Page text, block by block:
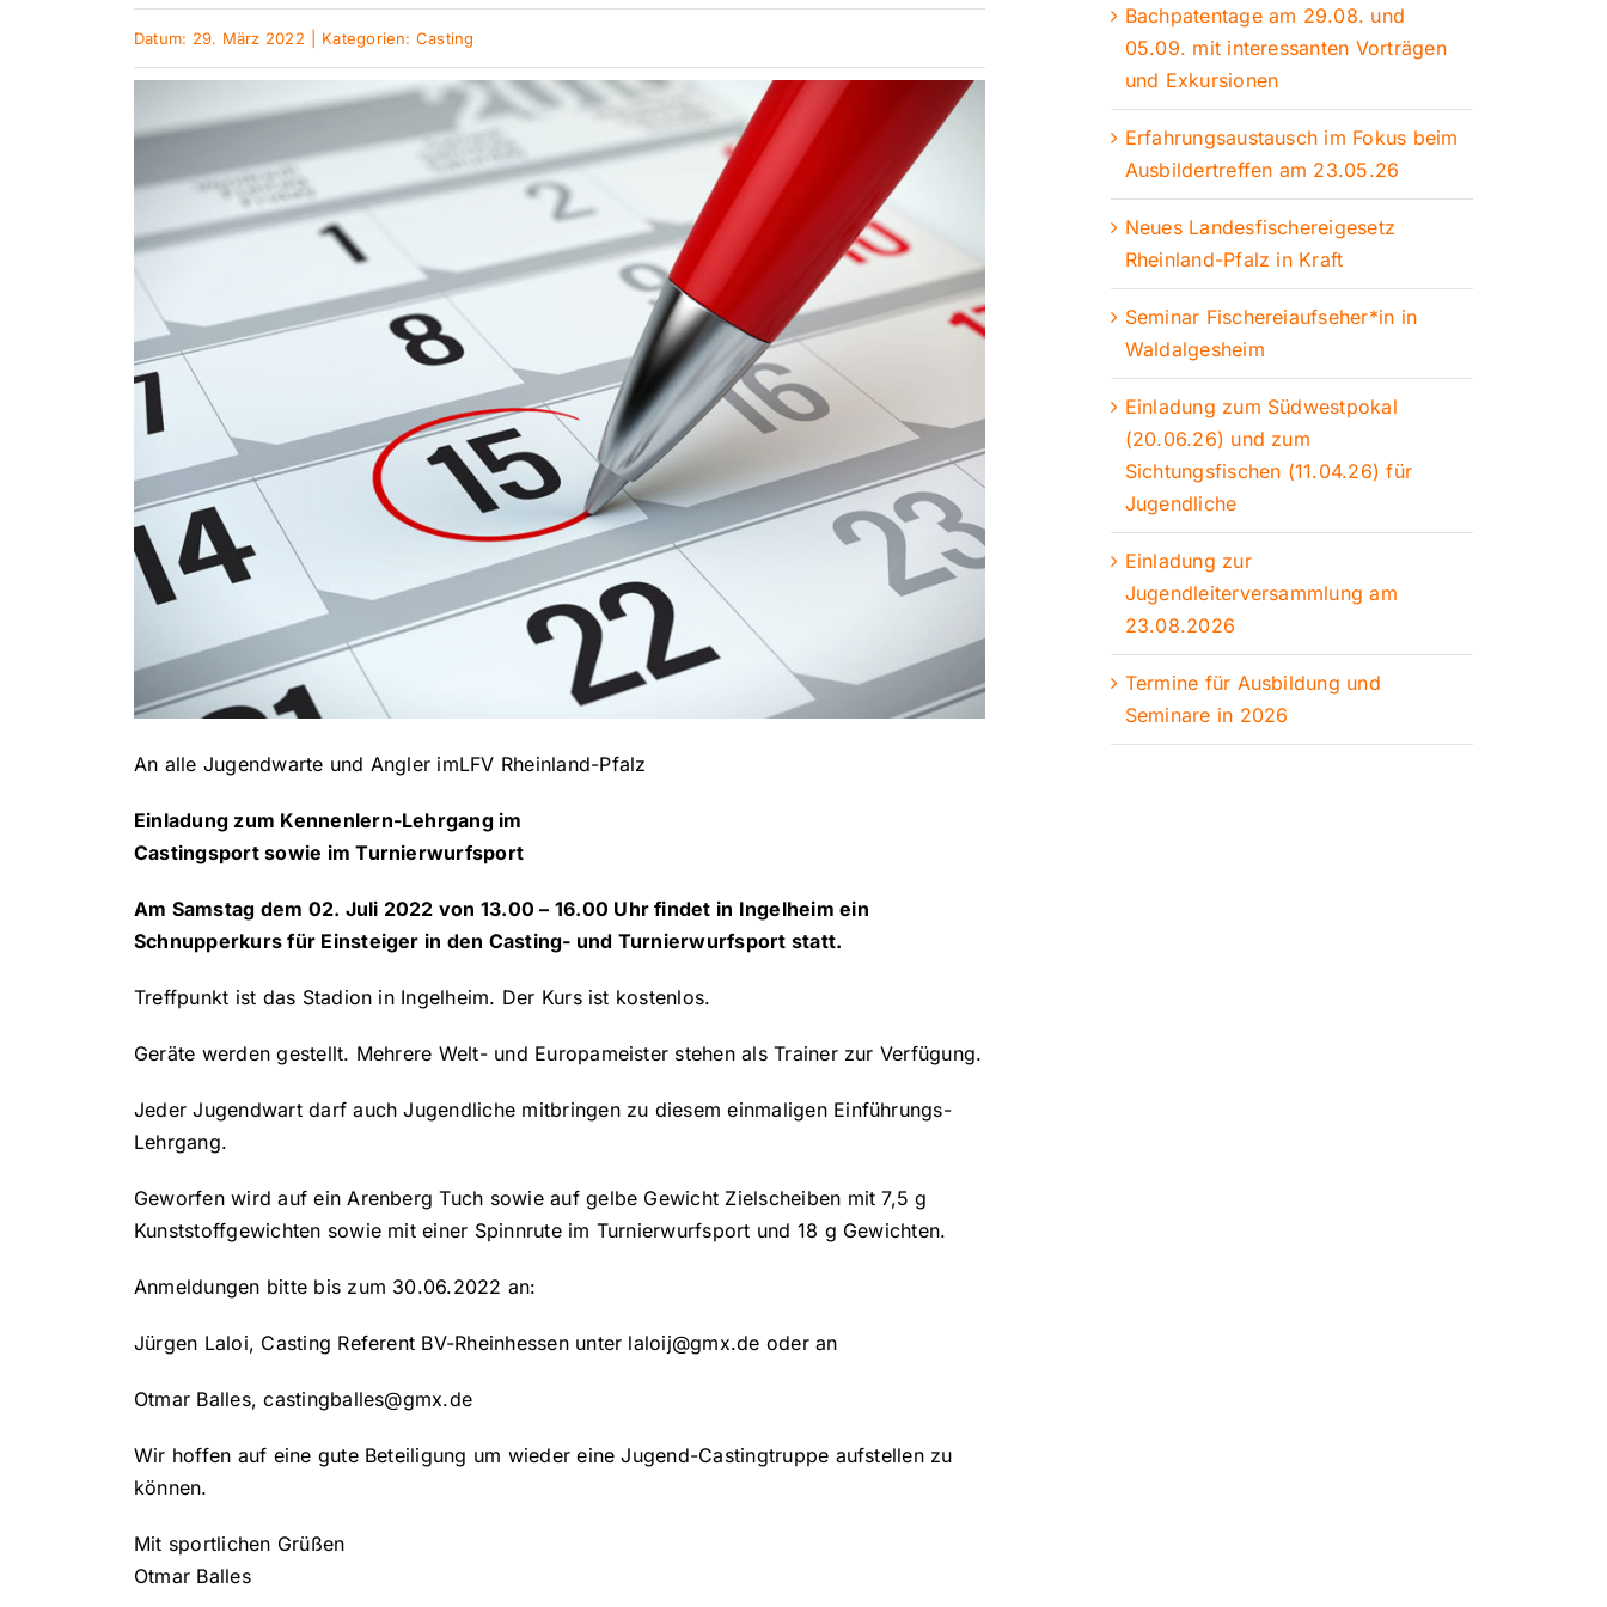
Datum: 29. März 2022 Kategorien: Casting
An alle Jugendwarte und Angler imLFV Rheinland-Pfalz
Einladung zum Kennenlern-Lehrgang im
Castingsport sowie im Turnierwurfsport
Am Samstag dem 02. Juli 2022 von 13.00 – 16.00 Uhr findet in Ingelheim ein
Schnupperkurs für Einsteiger in den Casting- und Turnierwurfsport statt.
Treffpunkt ist das Stadion in Ingelheim. Der Kurs ist kostenlos.
Geräte werden gestellt. Mehrere Welt- und Europameister stehen als Trainer zur Verfügung.
Jeder Jugendwart darf auch Jugendliche mitbringen zu diesem einmaligen Einführungs-
Lehrgang.
Geworfen wird auf ein Arenberg Tuch sowie auf gelbe Gewicht Zielscheiben mit 7,5 g
Kunststoffgewichten sowie mit einer Spinnrute im Turnierwurfsport und 18 g Gewichten.
Anmeldungen bitte bis zum 30.06.2022 an:
Jürgen Laloi, Casting Referent BV-Rheinhessen unter laloij@gmx.de oder an
Otmar Balles, castingballes@gmx.de
Wir hoffen auf eine gute Beteiligung um wieder eine Jugend-Castingtruppe aufstellen zu
können.
Mit sportlichen Grüßen
Otmar Balles
Bachpatentage am 29.08. und
05.09. mit interessanten Vorträgen
und Exkursionen
Erfahrungsaustausch im Fokus beim
Ausbildertreffen am 23.05.26
Neues Landesfischereigesetz
Rheinland-Pfalz in Kraft
Seminar Fischereiaufseher*in in
Waldalgesheim
Einladung zum Südwestpokal
(20.06.26) und zum
Sichtungsfischen (11.04.26) für
Jugendliche
Einladung zur
Jugendleiterversammlung am
23.08.2026
Termine für Ausbildung und
Seminare in 2026